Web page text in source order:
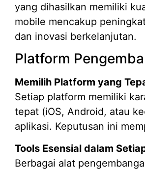
yang dihasilkan memiliki
mobile mencakup
dan inovasi berkelanjutan.
Platform
Memilih Platform yang
Setiap platform memiliki
tepat (iOS, Android, atau
aplikasi. Keputusan ini
Tools Esensial dalam
Berbagai alat